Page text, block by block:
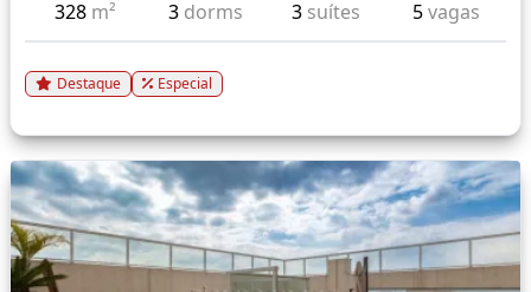
328 m² 3 dorms 3 suítes 5vagas
Destaque Especial